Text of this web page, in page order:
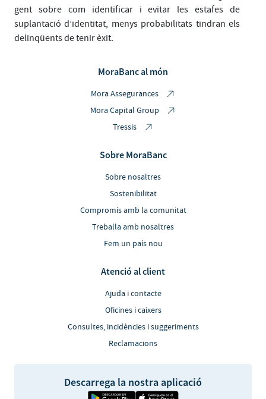
gent sobre com identificar i evitar les estafes de
suplantació d’identitat, menys probabilitats tindran els
delinqüents de tenir èxit.
MoraBanc al món
Mora Assegurances
Mora Capital Group
Tressis
Sobre MoraBanc
Sobre nosaltres
Sostenibilitat
Compromís amb la comunitat
Treballa amb nosaltres
Fem un país nou
Atenció al client
Ajuda i contacte
Oficines i caixers
Consultes, incidències i suggeriments
Reclamacions
Descarrega la nostra aplicació